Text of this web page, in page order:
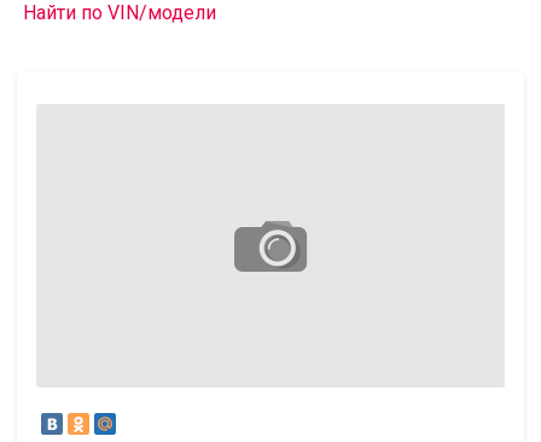
Найти по VIN/модели